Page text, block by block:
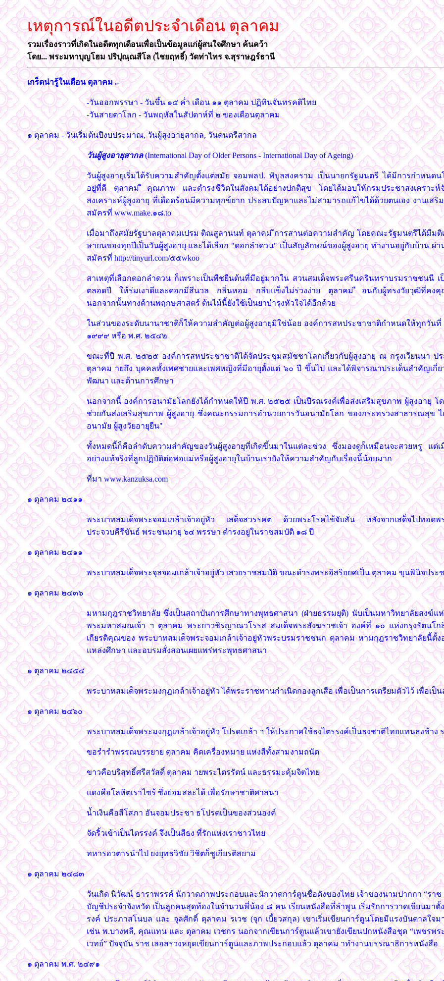
เหตุการณ์ในอดีตประจำเดือน ตุลาคม
รวมเรื่องราวที่เกิดในอดีตทุกเดือนเพื่อเป็นข้อมูลแก่ผู้สนใจศึกษา ค้นคว้า
โดย... พระมหาบุญโฮม ปริปุณฺณสีโล (ไชยฤทธิ์) วัดท่าไทร จ.สุราษฎร์ธานี
เกร็ดน่ารู้ในเดือน ตุลาคม .-
-วันออกพรรษา - วันขึ้น ๑๕ ค่ำ เดือน ๑๑ ตุลาคม ปฏิทินจันทรคติไทย
-วันสายตาโลก - วันพฤหัสในสัปดาห์ที่ ๒ ของเดือนตุลาคม
๑ ตุลาคม - วันเริ่มต้นปีงบประมาณ, วันผู้สูงอายุสากล, วันดนตรีสากล
วันผู้สูงอายุสากล(International Day of Older Persons - International Day of Ageing)
วันผู้สูงอายุเริ่มได้รับความสำคัญตั้งแต่สมัย จอมพลป. พิบูลสงคราม เป็นนายกรัฐมนตรี ได้มีการกำหนด
อยู่ที่ดี ตุลาคม ีคุณภาพ และดำรงชีวิตในสังคมได้อย่างปกติสุข โดยได้มอบให้กรมประชาสงเคราะ
สงเคราะห์ผู้สูงอายุ ที่เดือดร้อนมีความทุกข์ยาก ประสบปัญหาและไม่สามารถแก้ไขได้ด้วยตนเอง งานเ
สมัครที่ www.make.๑๘.to
เมื่อมาถึงสมัยรัฐบาลตุลาคมเปรม ติณสูลานนท์ ตุลาคม ีการสานต่อความสำคัญ โดยคณะรัฐมนตรีได้มี
ษายนของทุกปีเป็นวันผู้สูงอายุ และได้เลือก "ดอกลำดวน" เป็นสัญลักษณ์ของผู้สูงอายุ ทำงานอยู่กับบ้าน ผ่
สมัครที่ http://tinyurl.com/๕๕wkoo
สาเหตุที่เลือกดอกลำดวน ก็เพราะเป็นพืชยืนต้นที่มีอยู่มากใน สวนสมเด็จพระศรีนครินทราบรมราชชนนี
ตลอดปี ให้ร่มเงาดีและดอกมีสีนวล กลิ่นหอม กลีบแข็งไม่ร่วงง่าย ตุลาคม ือนกับผู้ทรงวัยวุฒิที่คงคุณ
นอกจากนั้นทางด้านพฤกษศาสตร์ ต้นไม้นี้ยังใช้เป็นยาบำรุงหัวใจได้อีกด้วย
ในส่วนของระดับนานาชาติก็ให้ความสำคัญต่อผู้สูงอายุมิใช่น้อย องค์การสหประชาชาติกำหนดให้ทุกวันที่
๑๙๙๙ หรือ พ.ศ. ๒๕๔๒
ขณะที่ปี พ.ศ. ๒๕๒๕ องค์การสหประชาชาติได้จัดประชุมสมัชชาโลกเกี่ยวกับผู้สูงอายุ ณ กรุงเวียนนา ปร
ตุลาคม ายถึง บุคคลทั้งเพศชายและเพศหญิงที่มีอายุตั้งแต่ ๖๐ ปี ขึ้นไป และได้พิจารณาประเด็นสำคัญเ
พัฒนา และด้านการศึกษา
นอกจากนี้ องค์การอนามัยโลกยังได้กำหนดให้ปี พ.ศ. ๒๕๒๕ เป็นปีรณรงค์เพื่อส่งเสริมสุขภาพ ผู้สูงอายุ โด
ช่วยกันส่งเสริมสุขภาพ ผู้สูงอายุ ซึ่งคณะกรรมการอำนวยการวันอนามัยโลก ของกระทรวงสาธารณสุ
อนามัย ผู้สูงวัยอายุยืน"
ทั้งหมดนี้ก็คือลำดับความสำคัญของวันผู้สูงอายุที่เกิดขึ้นมาในแต่ละช่วง ซึ่งมองดูก็เหมือนจะสวยหรู แต่
อย่างแท้จริงที่ลูกปฏิบัติต่อพ่อแม่หรือผู้สูงอายุในบ้านเรายังให้ความสำคัญกับเรื่องนี้น้อยมาก
ที่มา www.kanzuksa.com
๑ ตุลาคม ๒๔๑๑
พระบาทสมเด็จพระจอมเกล้าเจ้าอยู่หัว เสด็จสวรรคต ด้วยพระโรคไข้จับสั่น หลังจากเสด็จไปทอด
ประจวบคีรีขันธ์ พระชนมายุ ๖๔ พรรษา ดำรงอยู่ในราชสมบัติ ๑๘ ปี
๑ ตุลาคม ๒๔๑๑
พระบาทสมเด็จพระจุลจอมเกล้าเจ้าอยู่หัว เสวยราชสมบัติ ขณะดำรงพระอิสริยยศเป็น ตุลาคม ขุนพินิจประ
๑ ตุลาคม ๒๔๓๖
มหามกุฎราชวิทยาลัย ซึ่งเป็นสถาบันการศึกษาทางพุทธศาสนา (ฝ่ายธรรมยุติ) นับเป็นมหาวิทยาลัยสงฆ์แห่
พระมหาสมณเจ้า ฯ ตุลาคม พระยาวชิรญาณวโรรส สมเด็จพระสังฆราชเจ้า องค์ที่ ๑๐ แห่งกรุงรัตนโก
เกียรติคุณของ พระบาทสมเด็จพระจอมเกล้าเจ้าอยู่หัวพระบรมราชชนก ตุลาคม หามกุฎราชวิทยาลัยนี้ตั้ง
แหล่งศึกษา และอบรมสั่งสอนเผยแพร่พระพุทธศาสนา
๑ ตุลาคม ๒๔๕๔
พระบาทสมเด็จพระมงกุฎเกล้าเจ้าอยู่หัว ได้พระราชทานกำเนิดกองลูกเสือ เพื่อเป็นการเตรียมตัวไว้ เพื่อเ
๑ ตุลาคม ๒๔๖๐
พระบาทสมเด็จพระมงกุฎเกล้าเจ้าอยู่หัว โปรดเกล้า ฯ ให้ประกาศใช้ธงไตรรงค์เป็นธงชาติไทยแทนธงช้า
ขอรำรำพรรณบรรยาย ตุลาคม คิดเครื่องหมาย แห่งสีทั้งสามงามถนัด
ขาวคือบริสุทธิ์ศรีสวัสดิ์ ตุลาคม ายพระไตรรัตน์ และธรรมะคุ้มจิตไทย
แดงคือโลหิตเราไซร้ ซึ่งย่อมสละได้ เพื่อรักษาชาติศาสนา
น้ำเงินคือสีโสภา อันจอมประชา ธโปรดเป็นของส่วนองค์
จัดริ้วเข้าเป็นไตรรงค์ จึงเป็นสีธง ที่รักแห่งเราชาวไทย
ทหารอวตารนำไป ยงยุทธวิชัย วิชิตก็ชูเกียรติสยาม
๑ ตุลาคม ๒๔๘๓
วันเกิด นิวัฒน์ ธาราพรรค์ นักวาดภาพประกอบและนักวาดการ์ตูนชื่อดังของไทย เจ้าของนามปากกา “รา
บัญชีประจำจังหวัด เป็นลูกคนสุดท้องในจำนวนพี่น้อง ๘ คน เรียนหนังสือที่ลำพูน เริ่มรักการวาดเขียนมาตั้ง
รงค์ ประภาสโนบล และ จุลศักดิ์ ตุลาคม รเวช (จุก เบี้ยวสกุล) เขาเริ่มเขียนการ์ตูนโดยมีแรงบันดาลใจ
เช่น พ.บางพลี, คุณแทน และ ตุลาคม เวชกร นอกจากเขียนการ์ตูนแล้วเขายังเขียนปกหนังสือชุด “เพชรพ
เวทย์” ปัจจุบัน ราช เลอสรวงหยุดเขียนการ์ตูนและภาพประกอบแล้ว ตุลาคม าทำงานบรรณาธิการหนังสือ
๑ ตุลาคม พ.ศ. ๒๔๙๑